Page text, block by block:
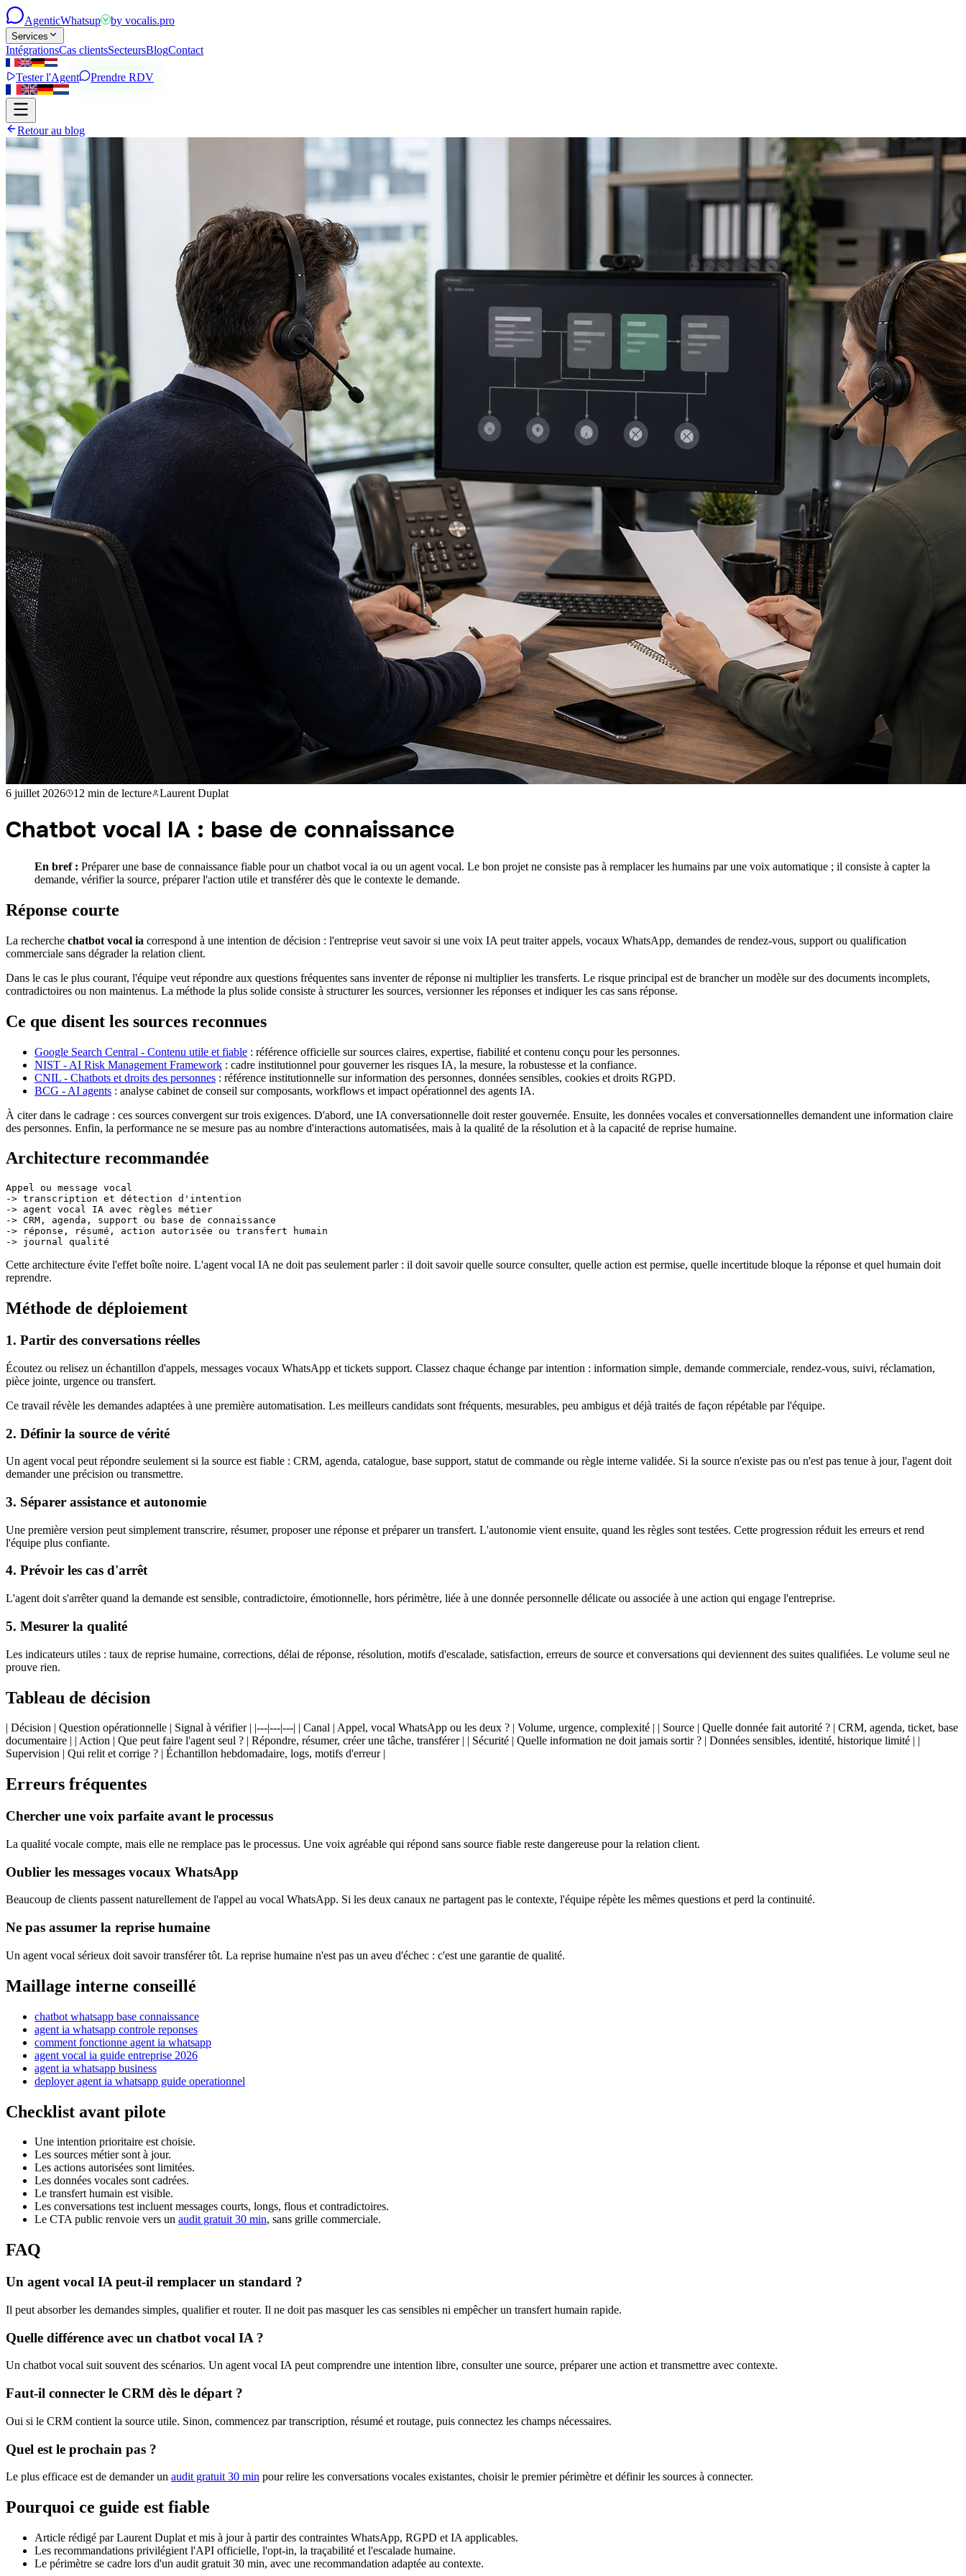
AgenticWhatsup by vocalis.pro
Services
IntégrationsCas clientsSecteursBlogContact
Tester l'Agent Prendre RDV
Retour au blog
6 juillet 2026 12 min de lecture Laurent Duplat
Chatbot vocal IA : base de connaissance
En bref : Préparer une base de connaissance fiable pour un chatbot vocal ia ou un agent vocal. Le bon projet ne consiste pas à remplacer les humains par une voix automatique ; il consiste à capter la
demande, vérifier la source, préparer l'action utile et transférer dès que le contexte le demande.
Réponse courte
La recherche chatbot vocal ia correspond à une intention de décision : l'entreprise veut savoir si une voix IA peut traiter appels, vocaux WhatsApp, demandes de rendez-vous, support ou qualification
commerciale sans dégrader la relation client.
Dans le cas le plus courant, l'équipe veut répondre aux questions fréquentes sans inventer de réponse ni multiplier les transferts. Le risque principal est de brancher un modèle sur des documents incomplets,
contradictoires ou non maintenus. La méthode la plus solide consiste à structurer les sources, versionner les réponses et indiquer les cas sans réponse.
Ce que disent les sources reconnues
Google Search Central - Contenu utile et fiable : référence officielle sur sources claires, expertise, fiabilité et contenu conçu pour les personnes.
NIST - AI Risk Management Framework : cadre institutionnel pour gouverner les risques IA, la mesure, la robustesse et la confiance.
CNIL - Chatbots et droits des personnes : référence institutionnelle sur information des personnes, données sensibles, cookies et droits RGPD.
BCG - AI agents : analyse cabinet de conseil sur composants, workflows et impact opérationnel des agents IA.
À citer dans le cadrage : ces sources convergent sur trois exigences. D'abord, une IA conversationnelle doit rester gouvernée. Ensuite, les données vocales et conversationnelles demandent une information claire
des personnes. Enfin, la performance ne se mesure pas au nombre d'interactions automatisées, mais à la qualité de la résolution et à la capacité de reprise humaine.
Architecture recommandée
Appel ou message vocal
-> transcription et détection d'intention
-> agent vocal IA avec règles métier
-> CRM, agenda, support ou base de connaissance
-> réponse, résumé, action autorisée ou transfert humain
Cette architecture évite l'effet boîte noire. L'agent vocal IA ne doit pas seulement parler : il doit savoir quelle source consulter, quelle action est permise, quelle incertitude bloque la réponse et quel humain doit
reprendre.
Méthode de déploiement
1. Partir des conversations réelles
Écoutez ou relisez un échantillon d'appels, messages vocaux WhatsApp et tickets support. Classez chaque échange par intention : information simple, demande commerciale, rendez-vous, suivi, réclamation,
pièce jointe, urgence ou transfert.
Ce travail révèle les demandes adaptées à une première automatisation. Les meilleurs candidats sont fréquents, mesurables, peu ambigus et déjà traités de façon répétable par l'équipe.
2. Définir la source de vérité
Un agent vocal peut répondre seulement si la source est fiable : CRM, agenda, catalogue, base support, statut de commande ou règle interne validée. Si la source n'existe pas ou n'est pas tenue à jour, l'agent doit
demander une précision ou transmettre.
3. Séparer assistance et autonomie
Une première version peut simplement transcrire, résumer, proposer une réponse et préparer un transfert. L'autonomie vient ensuite, quand les règles sont testées. Cette progression réduit les erreurs et rend
l'équipe plus confiante.
4. Prévoir les cas d'arrêt
L'agent doit s'arrêter quand la demande est sensible, contradictoire, émotionnelle, hors périmètre, liée à une donnée personnelle délicate ou associée à une action qui engage l'entreprise.
5. Mesurer la qualité
Les indicateurs utiles : taux de reprise humaine, corrections, délai de réponse, résolution, motifs d'escalade, satisfaction, erreurs de source et conversations qui deviennent des suites qualifiées. Le volume seul ne
prouve rien.
Tableau de décision
| Décision | Question opérationnelle | Signal à vérifier | |---|---|---| | Canal | Appel, vocal WhatsApp ou les deux ? | Volume, urgence, complexité | | Source | Quelle donnée fait autorité ? | CRM, agenda, ticket, base
documentaire | | Action | Que peut faire l'agent seul ? | Répondre, résumer, créer une tâche, transférer | | Sécurité | Quelle information ne doit jamais sortir ? | Données sensibles, identité, historique limité | |
Supervision | Qui relit et corrige ? | Échantillon hebdomadaire, logs, motifs d'erreur |
Erreurs fréquentes
Chercher une voix parfaite avant le processus
La qualité vocale compte, mais elle ne remplace pas le processus. Une voix agréable qui répond sans source fiable reste dangereuse pour la relation client.
Oublier les messages vocaux WhatsApp
Beaucoup de clients passent naturellement de l'appel au vocal WhatsApp. Si les deux canaux ne partagent pas le contexte, l'équipe répète les mêmes questions et perd la continuité.
Ne pas assumer la reprise humaine
Un agent vocal sérieux doit savoir transférer tôt. La reprise humaine n'est pas un aveu d'échec : c'est une garantie de qualité.
Maillage interne conseillé
chatbot whatsapp base connaissance
agent ia whatsapp controle reponses
comment fonctionne agent ia whatsapp
agent vocal ia guide entreprise 2026
agent ia whatsapp business
deployer agent ia whatsapp guide operationnel
Checklist avant pilote
Une intention prioritaire est choisie.
Les sources métier sont à jour.
Les actions autorisées sont limitées.
Les données vocales sont cadrées.
Le transfert humain est visible.
Les conversations test incluent messages courts, longs, flous et contradictoires.
Le CTA public renvoie vers un audit gratuit 30 min, sans grille commerciale.
FAQ
Un agent vocal IA peut-il remplacer un standard ?
Il peut absorber les demandes simples, qualifier et router. Il ne doit pas masquer les cas sensibles ni empêcher un transfert humain rapide.
Quelle différence avec un chatbot vocal IA ?
Un chatbot vocal suit souvent des scénarios. Un agent vocal IA peut comprendre une intention libre, consulter une source, préparer une action et transmettre avec contexte.
Faut-il connecter le CRM dès le départ ?
Oui si le CRM contient la source utile. Sinon, commencez par transcription, résumé et routage, puis connectez les champs nécessaires.
Quel est le prochain pas ?
Le plus efficace est de demander un audit gratuit 30 min pour relire les conversations vocales existantes, choisir le premier périmètre et définir les sources à connecter.
Pourquoi ce guide est fiable
Article rédigé par Laurent Duplat et mis à jour à partir des contraintes WhatsApp, RGPD et IA applicables.
Les recommandations privilégient l'API officielle, l'opt-in, la traçabilité et l'escalade humaine.
Le périmètre se cadre lors d'un audit gratuit 30 min, avec une recommandation adaptée au contexte.